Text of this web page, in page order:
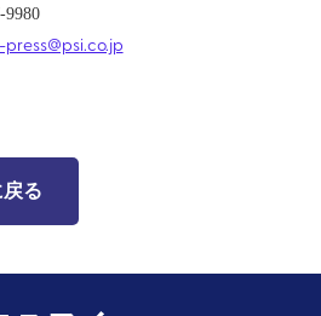
9980
press@psi.co.jp
戻る